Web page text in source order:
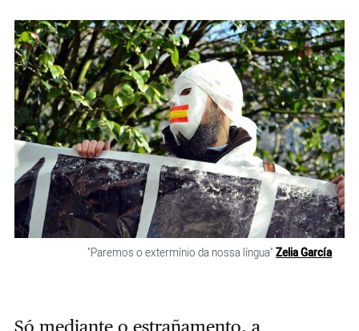
"Paremos o extermínio da nossa língua"Zelia García
Só mediante o estrañamento, a